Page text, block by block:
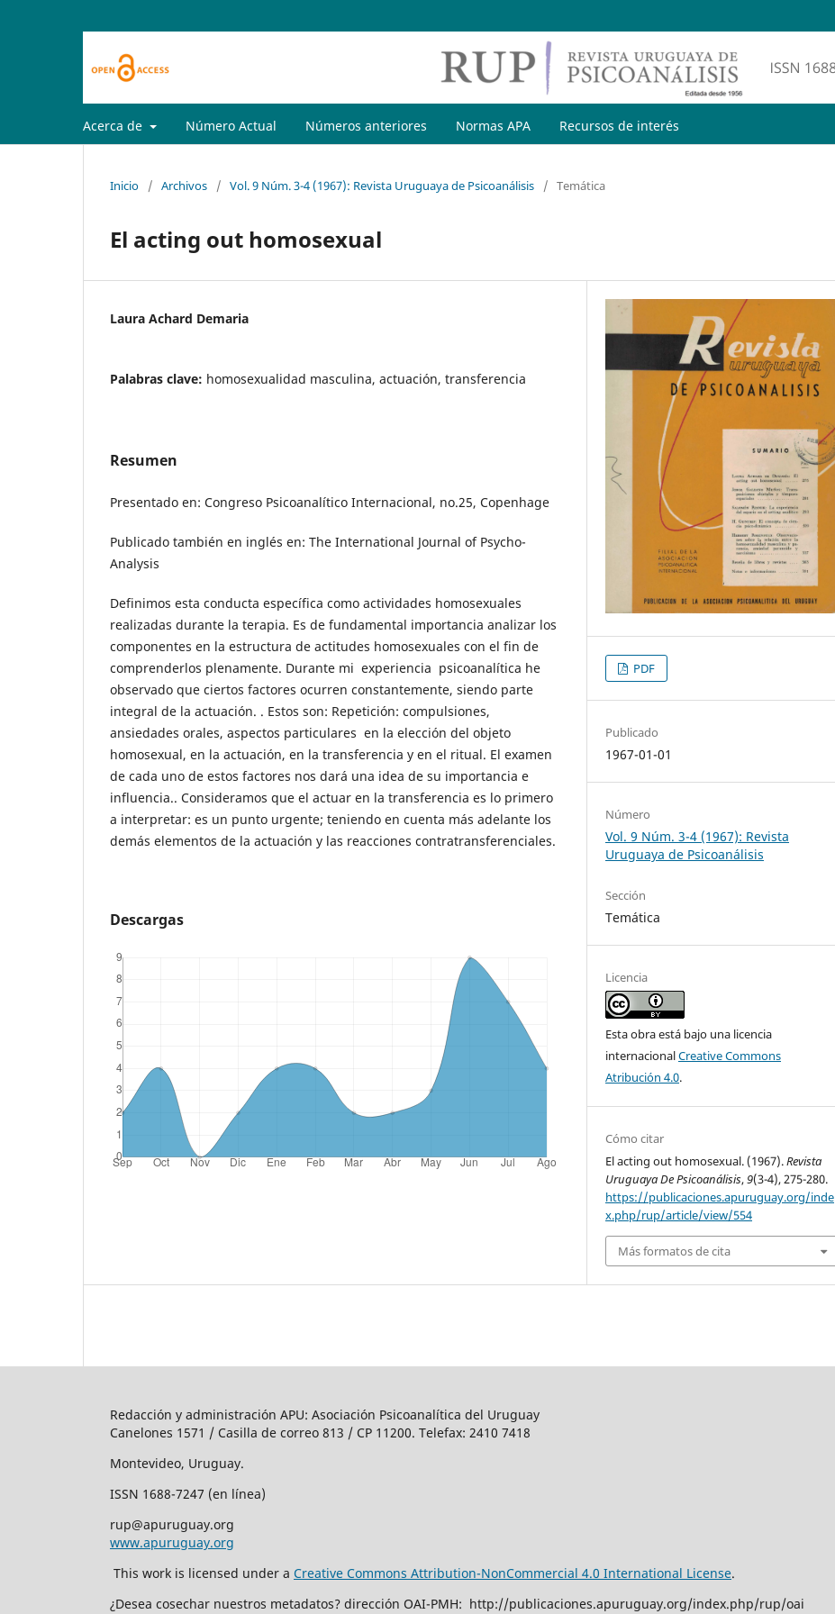
Acerca de Número Actual Números anteriores Normas APA Recursos de interés
Inicio / Archivos / Vol. 9 Núm. 3-4 (1967): Revista Uruguaya de Psicoanálisis / Temática
El acting out homosexual
Laura Achard Demaria
Palabras clave: homosexualidad masculina, actuación, transferencia
Resumen
Presentado en: Congreso Psicoanalítico Internacional, no.25, Copenhage
Publicado también en inglés en: The International Journal of Psycho-
Analysis
Definimos esta conducta específica como actividades homosexuales
realizadas durante la terapia. Es de fundamental importancia analizar los
componentes en la estructura de actitudes homosexuales con el fin de
comprenderlos plenamente. Durante mi experiencia psicoanalítica he
observado que ciertos factores ocurren constantemente, siendo parte
integral de la actuación. . Estos son: Repetición: compulsiones,
ansiedades orales, aspectos particulares en la elección del objeto
homosexual, en la actuación, en la transferencia y en el ritual. El examen
de cada uno de estos factores nos dará una idea de su importancia e
influencia.. Consideramos que el actuar en la transferencia es lo primero
a interpretar: es un punto urgente; teniendo en cuenta más adelante los
demás elementos de la actuación y las reacciones contratransferenciales.
Descargas
PDF
Publicado
1967-01-01
Número
Vol. 9 Núm. 3-4 (1967): Revista
Uruguaya de Psicoanálisis
Sección
Temática
Licencia
Esta obra está bajo una licencia
internacionalCreative Commons
Atribución 4.0.
Cómo citar
El acting out homosexual. (1967).Revista
Uruguaya De Psicoanálisis,9(3-4), 275-280.
https://publicaciones.apuruguay.org/inde
x.php/rup/article/view/554
Más formatos de cita
Redacción y administración APU: Asociación Psicoanalítica del Uruguay
Canelones 1571 / Casilla de correo 813 / CP 11200. Telefax: 2410 7418
Montevideo, Uruguay.
ISSN 1688-7247 (en línea)
rup@apuruguay.org
www.apuruguay.org
This work is licensed under a Creative Commons Attribution-NonCommercial 4.0 International License.
¿Desea cosechar nuestros metadatos? dirección OAI-PMH: http://publicaciones.apuruguay.org/index.php/rup/oai